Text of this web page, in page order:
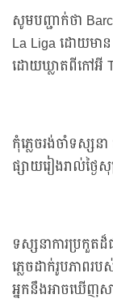
សូមបញ្ជាក់ថា
La Liga ដោយមា
ដោយឃ្លាតពីកៅអី
កុំភ្លេចរង់ចាំទស្សន
ផ្សាយរៀងរាល់ថ្
ទស្សនាការប្រកួតដ៏
ភ្លេចដាក់រូបភាព
អ្នកនឹងអាចឃើញ